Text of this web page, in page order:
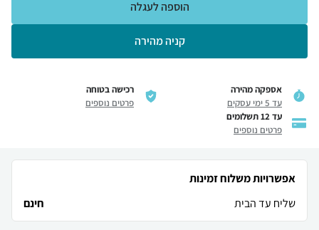
קניה מהירה
הוספה לעגלה
אספקה מהירה
עד 5 ימי עסקים
רכישה בטוחה
פרטים נוספים
עד 12 תשלומים
פרטים נוספים
אפשרויות משלוח זמינות
שליח עד הבית
חינם